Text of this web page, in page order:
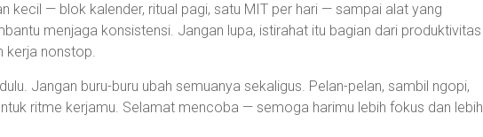
kecil — blok kalender, ritual pagi, satu MIT per hari — sampai alat yang
menjaga konsistensi. Jangan lupa, istirahat itu bagian dari produktivitas
kerja nonstop.
Jangan buru-buru ubah semuanya sekaligus. Pelan-pelan, sambil ngopi,
ritme kerjamu. Selamat mencoba — semoga harimu lebih fokus dan lebih